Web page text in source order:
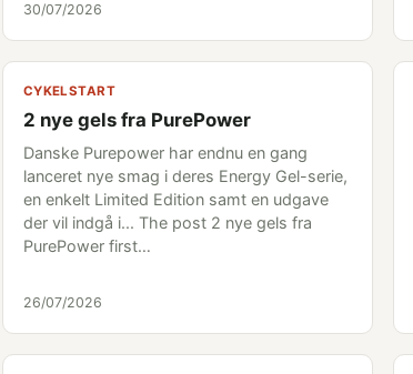
30/07/2026
CYKELSTART
2 nye gels fra PurePower
Danske Purepower har endnu en gang
lanceret nye smag i deres Energy Gel-serie,
en enkelt Limited Edition samt en udgave
der vil indgå i... The post 2 nye gels fra
PurePower first…
26/07/2026